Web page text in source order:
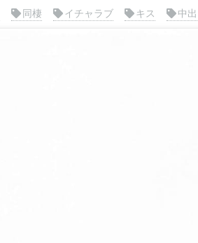
同棲 イチャラブ キス 中